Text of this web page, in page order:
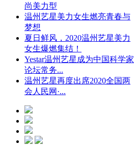
尚美力型
温州艺星美力女生燃亮青春与
梦想
夏日鲜风，2020温州艺星美力
女生爆燃集结！
Yestar温州艺星成为中国科学家
论坛常务...
温州艺星再度出席2020全国两
会人民网·...